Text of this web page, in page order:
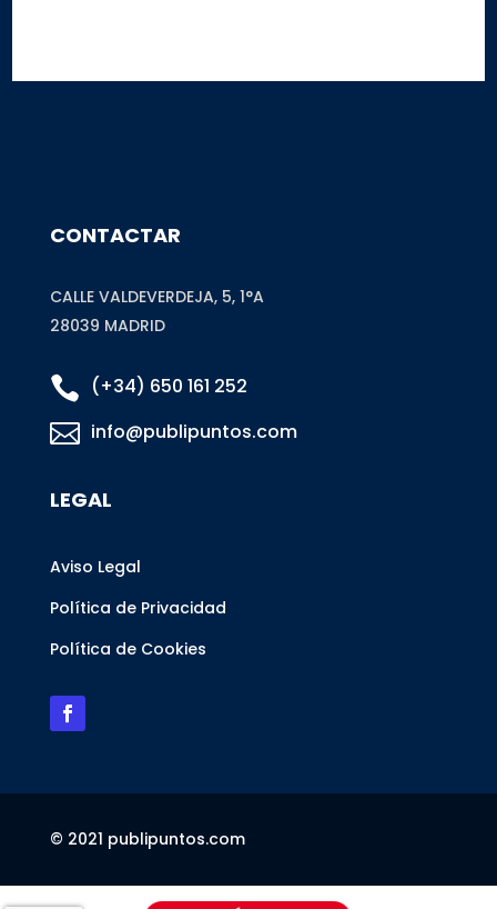
CONTACTAR
CALLE VALDEVERDEJA, 5, 1°A
28039 MADRID
 (+34) 650 161 252
 info@publipuntos.com
LEGAL
Aviso Legal
Política de Privacidad
Política de Cookies
© 2021 publipuntos.com